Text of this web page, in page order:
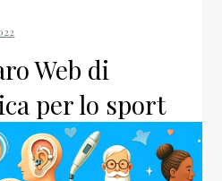
Web di
per lo sport